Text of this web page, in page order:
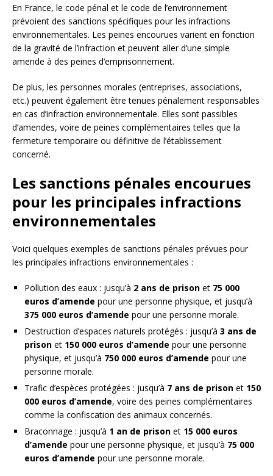
En France, le code pénal et le code de l’environnement
prévoient des sanctions spécifiques pour les infractions
environnementales. Les peines encourues varient en fonction
de la gravité de l’infraction et peuvent aller d’une simple
amende à des peines d’emprisonnement.
De plus, les personnes morales (entreprises, associations,
etc.) peuvent également être tenues pénalement responsables
en cas d’infraction environnementale. Elles sont passibles
d’amendes, voire de peines complémentaires telles que la
fermeture temporaire ou définitive de l’établissement
concerné.
Les sanctions pénales encourues
pour les principales infractions
environnementales
Voici quelques exemples de sanctions pénales prévues pour
les principales infractions environnementales :
Pollution des eaux : jusqu’à 2 ans de prison et 75 000
euros d’amende pour une personne physique, et jusqu’à
375 000 euros d’amende pour une personne morale.
Destruction d’espaces naturels protégés : jusqu’à 3 ans de
prison et 150 000 euros d’amende pour une personne
physique, et jusqu’à 750 000 euros d’amende pour une
personne morale.
Trafic d’espèces protégées : jusqu’à 7 ans de prison et 150
000 euros d’amende, voire des peines complémentaires
comme la confiscation des animaux concernés.
Braconnage : jusqu’à 1 an de prison et 15 000 euros
d’amende pour une personne physique, et jusqu’à 75 000
euros d’amende pour une personne morale.